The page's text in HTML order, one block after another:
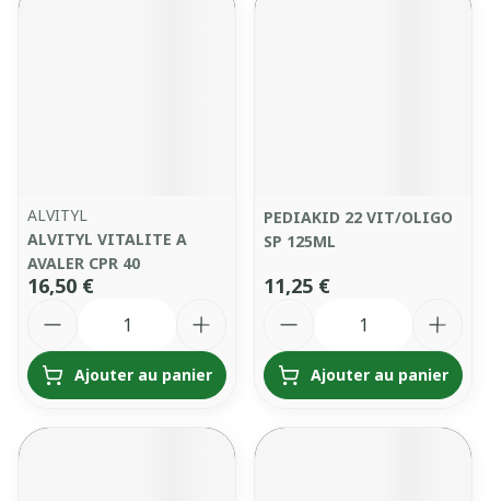
ALVITYL
ALVITYL VITALITE A
AVALER CPR 40
16,50 €
Ajouter au panier
PEDIAKID 22 VIT/OLIGO
SP 125ML
11,25 €
Ajouter au panier